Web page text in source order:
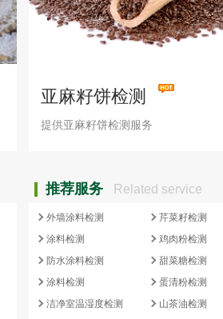
亚麻籽饼检测
提供亚麻籽饼检测服务
推荐服务 Related service
外墙涂料检测
涂料检测
防水涂料检测
涂料检测
洁净室温湿度检测
芹菜籽检测
鸡肉粉检测
甜菜糖检测
蛋清粉检测
山茶油检测